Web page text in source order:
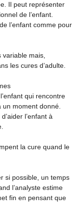
Il peut représenter
de l’enfant.
l’enfant comme pour
variable mais,
les cures d’adulte.
qui rencontre
un moment donné.
l’enfant à
la cure quand le
si possible, un temps
l’analyste estime
fin en pensant que